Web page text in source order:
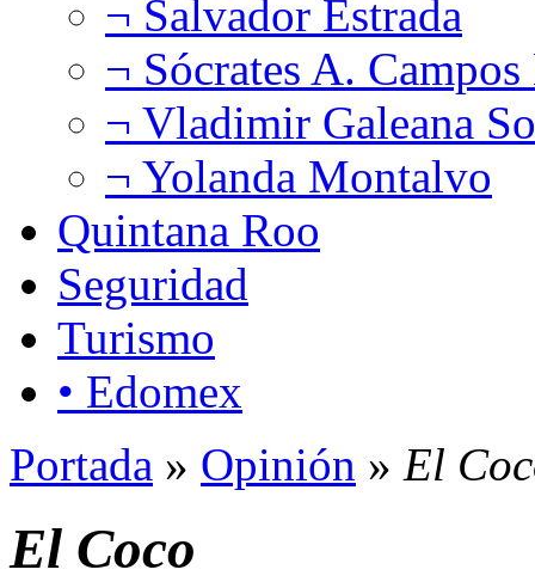
¬ Salvador Estrada
¬ Sócrates A.
¬ Vladimir Galeana
¬ Yolanda Montalvo
Quintana Roo
Seguridad
Turismo
• Edomex
Portada » Opinión » El
El Coco